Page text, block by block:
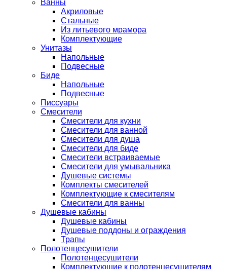
Ванны
Акриловые
Стальные
Из литьевого мрамора
Комплектующие
Унитазы
Напольные
Подвесные
Биде
Напольные
Подвесные
Писсуары
Смесители
Смесители для кухни
Смесители для ванной
Смесители для душа
Смесители для биде
Смесители встраиваемые
Смесители для умывальника
Душевые системы
Комплекты смесителей
Комплектующие к смесителям
Смесители для ванны
Душевые кабины
Душевые кабины
Душевые поддоны и ограждения
Трапы
Полотенцесушители
Полотенцесушители
Комплектующие к полотенцесушителям